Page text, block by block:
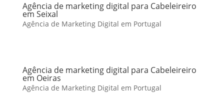
Agência de marketing digital para Cabeleireiro
em Seixal
Agência de Marketing Digital em Portugal
Agência de marketing digital para Cabeleireiro
em Oeiras
Agência de Marketing Digital em Portugal